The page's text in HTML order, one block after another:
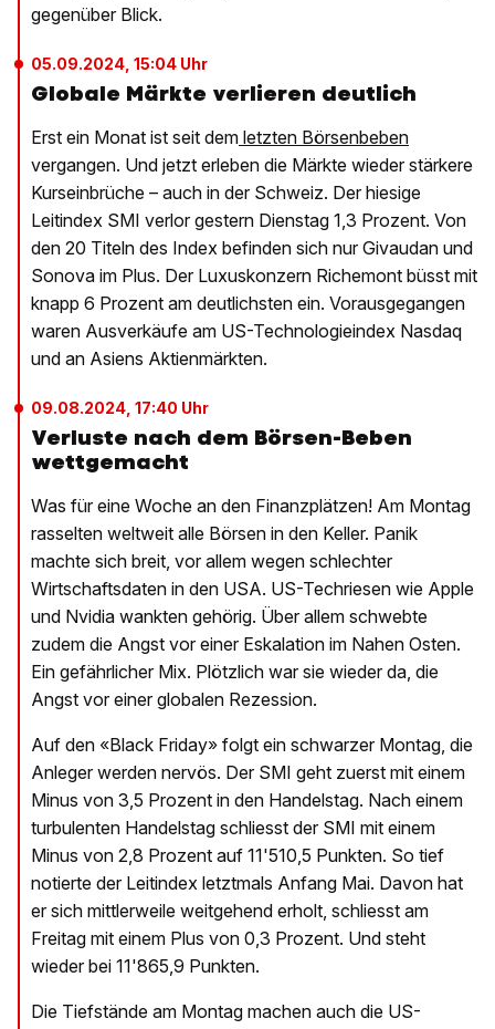
gegenüber Blick.
05.09.2024, 15:04 Uhr
Globale Märkte verlieren deutlich
Erst ein Monat ist seit dem letzten Börsenbeben
vergangen. Und jetzt erleben die Märkte wieder stärkere
Kurseinbrüche – auch in der Schweiz. Der hiesige
Leitindex SMI verlor gestern Dienstag 1,3 Prozent. Von
den 20 Titeln des Index befinden sich nur Givaudan und
Sonova im Plus. Der Luxuskonzern Richemont büsst mit
knapp 6 Prozent am deutlichsten ein. Vorausgegangen
waren Ausverkäufe am US-Technologieindex Nasdaq
und an Asiens Aktienmärkten.
09.08.2024, 17:40 Uhr
Verluste nach dem Börsen-Beben
wettgemacht
Was für eine Woche an den Finanzplätzen! Am Montag
rasselten weltweit alle Börsen in den Keller. Panik
machte sich breit, vor allem wegen schlechter
Wirtschaftsdaten in den USA. US-Techriesen wie Apple
und Nvidia wankten gehörig. Über allem schwebte
zudem die Angst vor einer Eskalation im Nahen Osten.
Ein gefährlicher Mix. Plötzlich war sie wieder da, die
Angst vor einer globalen Rezession.
Auf den «Black Friday» folgt ein schwarzer Montag, die
Anleger werden nervös. Der SMI geht zuerst mit einem
Minus von 3,5 Prozent in den Handelstag. Nach einem
turbulenten Handelstag schliesst der SMI mit einem
Minus von 2,8 Prozent auf 11'510,5 Punkten. So tief
notierte der Leitindex letztmals Anfang Mai. Davon hat
er sich mittlerweile weitgehend erholt, schliesst am
Freitag mit einem Plus von 0,3 Prozent. Und steht
wieder bei 11'865,9 Punkten.
Die Tiefstände am Montag machen auch die US-